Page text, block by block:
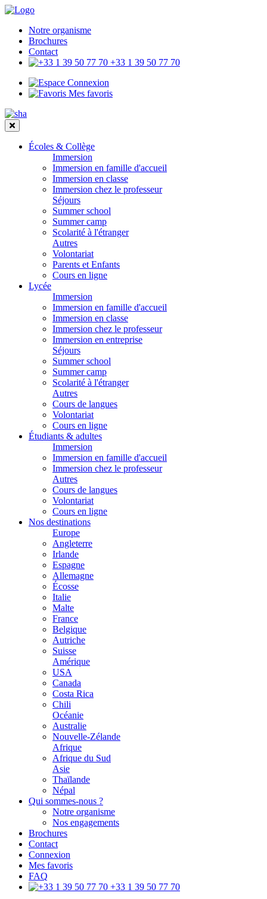
Notre organisme
Brochures
Contact
+33 1 39 50 77 70
Connexion
Mes favoris
Écoles & Collège
Immersion
Immersion en famille d'accueil
Immersion en classe
Immersion chez le professeur
Séjours
Summer school
Summer camp
Scolarité à l'étranger
Autres
Volontariat
Parents et Enfants
Cours en ligne
Lycée
Immersion
Immersion en famille d'accueil
Immersion en classe
Immersion chez le professeur
Immersion en entreprise
Séjours
Summer school
Summer camp
Scolarité à l'étranger
Autres
Cours de langues
Volontariat
Cours en ligne
Étudiants & adultes
Immersion
Immersion en famille d'accueil
Immersion chez le professeur
Autres
Cours de langues
Volontariat
Cours en ligne
Nos destinations
Europe
Angleterre
Irlande
Espagne
Allemagne
Écosse
Italie
Malte
France
Belgique
Autriche
Suisse
Amérique
USA
Canada
Costa Rica
Chili
Océanie
Australie
Nouvelle-Zélande
Afrique
Afrique du Sud
Asie
Thaïlande
Népal
Qui sommes-nous ?
Notre organisme
Nos engagements
Brochures
Contact
Connexion
Mes favoris
FAQ
+33 1 39 50 77 70